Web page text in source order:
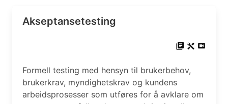
Akseptansetesting
Formell testing med hensyn til brukerbehov,
brukerkrav, myndighetskrav og kundens
arbeidsprosesser som utføres for å avklare om